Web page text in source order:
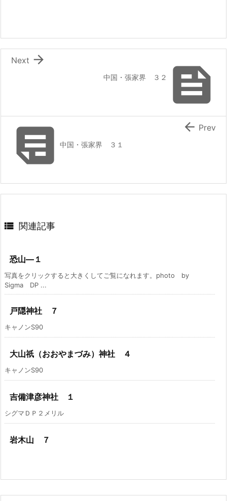

中国・張家界 ３２

Next
中国・張家界 ３１
 Prev
 関連記事
恐山―１
写真をクリックすると大きくしてご覧になれます。photo by
Sigma DP ...
戸隠神社 ７
キャノンS90
大山祇（おおやまづみ）神社 ４
キャノンS90
吉備津彦神社 １
シグマＤＰ２メリル
岩木山 ７